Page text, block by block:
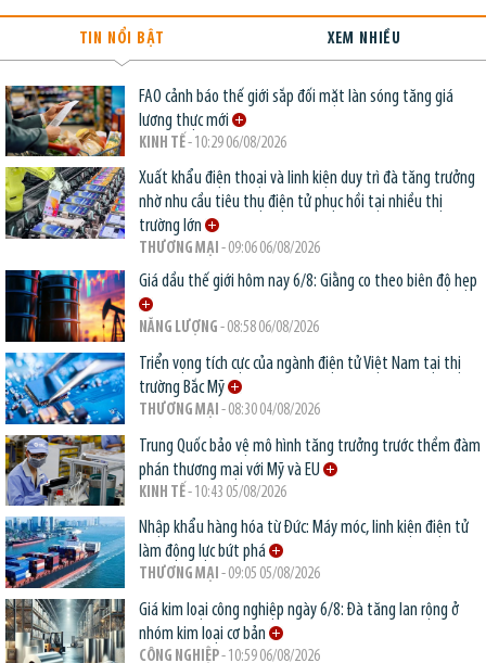
TIN NỔI BẬT XEM NHIỀU
FAO cảnh báo thế giới sắp đối mặt làn sóng tăng giá
lương thực mới
KINH TẾ- 10:29 06/08/2026
Xuất khẩu điện thoại và linh kiện duy trì đà tăng trưởng
nhờ nhu cầu tiêu thụ điện tử phục hồi tại nhiều thị
trường lớn
THƯƠNG MẠI - 09:06 06/08/2026
Giá dầu thế giới hôm nay 6/8: Giằng co theo biên độ hẹp
NĂNG LƯỢNG - 08:58 06/08/2026
Triển vọng tích cực của ngành điện tử Việt Nam tại thị
trường Bắc Mỹ
THƯƠNG MẠI - 08:30 04/08/2026
Trung Quốc bảo vệ mô hình tăng trưởng trước thềm đàm
phán thương mại với Mỹ và EU
KINH TẾ- 10:43 05/08/2026
Nhập khẩu hàng hóa từ Đức: Máy móc, linh kiện điện tử
làm động lực bứt phá
THƯƠNG MẠI - 09:05 05/08/2026
Giá kim loại công nghiệp ngày 6/8: Đà tăng lan rộng ở
nhóm kim loại cơ bản
CÔNG NGHIỆP- 10:59 06/08/2026